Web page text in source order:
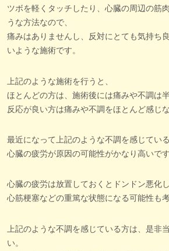
ツボを軽くタッチしたり、心臓の周辺の筋
うな方法なので、
痛みはありませんし、反対にとても気持ち
いような施術です。
上記のような施術を行うと、
ほとんどの方は、施術後には痛みや不調は
反応が良い方は痛みや不調をほとんど感じ
最近になって上記のような不調を感じている
心臓の疲労が原因の可能性がかなり高いです
心臓の疲労は放置しておくとドンドン悪化し
心筋梗塞などの重篤な状態になる可能性も考
上記のような不調を感じている方は、是非
い。